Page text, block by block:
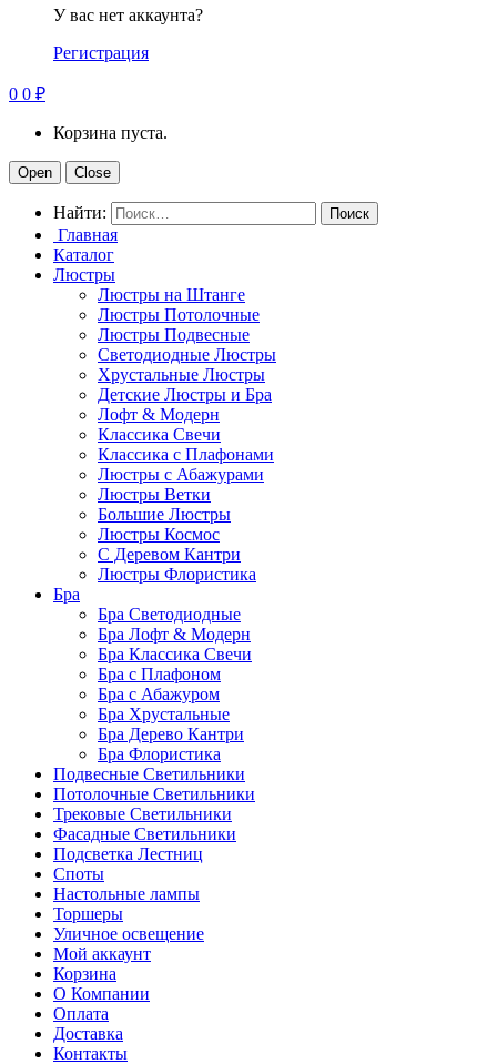
У вас нет аккаунта?
Регистрация
0 0 ₽
Корзина пуста.
Open Close
Найти:
Главная
Каталог
Люстры
Люстры на Штанге
Люстры Потолочные
Люстры Подвесные
Светодиодные Люстры
Хрустальные Люстры
Детские Люстры и Бра
Лофт & Модерн
Классика Свечи
Классика с Плафонами
Люстры с Абажурами
Люстры Ветки
Большие Люстры
Люстры Космос
С Деревом Кантри
Люстры Флористика
Бра
Бра Светодиодные
Бра Лофт & Модерн
Бра Классика Свечи
Бра с Плафоном
Бра с Абажуром
Бра Хрустальные
Бра Дерево Кантри
Бра Флористика
Подвесные Светильники
Потолочные Светильники
Трековые Светильники
Фасадные Светильники
Подсветка Лестниц
Споты
Настольные лампы
Торшеры
Уличное освещение
Мой аккаунт
Корзина
О Компании
Оплата
Доставка
Контакты